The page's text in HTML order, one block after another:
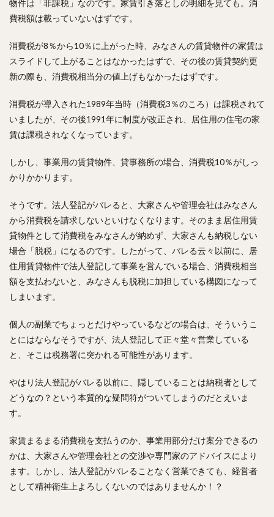
物件は「非課税」なのです。家賃引き落としの明細を見ても。消
費税額は載っていないはずです。
消費税が8％から10％に上がった時、みなさんの賃貸物件の家賃は
スライドして上がることはなかったはずで、その後の賃貸契約更
新の際も、消費税相当分の値上げもなかったはずです。
消費税が導入された1989年当時（消費税3％のころ）は課税されて
いましたが、その後1991年に制度が改正され、居住用の住宅の家
賃は課税されなくなっています。
しかし、事業用の賃貸物件、貸事務所の場合、消費税10％がしっ
かりかかります。
そうです。法人登記がバレると、大家さんや管理会社はみなさん
から消費税を請求しないといけなくなります。そのまま居住用賃
貸物件として消費税をみなさんが納めず、大家さんも納税しない
場合「脱税」になるのです。したがって、バレる云々以前に、居
住用賃貸物件で法人登記して事業を営んでいる場合、消費税相当
額を支払わないと、みなさんも脱税に加担している構図になって
しまいます。
個人の副業でちょっとだけやっているなどの場合は、そういうこ
とにはならなそうですが、法人登記して正々堂々営業している
と、そこは税務署に突かれる可能性があります。
やはり法人登記がバレる以前に、隠していることは納税者として
どうなの？という本質的な疑問符がついてしまうのだとえいま
す。
家賃まるまる消費税を支払うのか、事業用部分だけ案分できるの
かは、大家さんや管理会社との交渉や専門家のアドバイスにより
ます。しかし、法人登記がバレることなく営業できても、経営者
として精神衛生上よろしくないのではありませんか！？